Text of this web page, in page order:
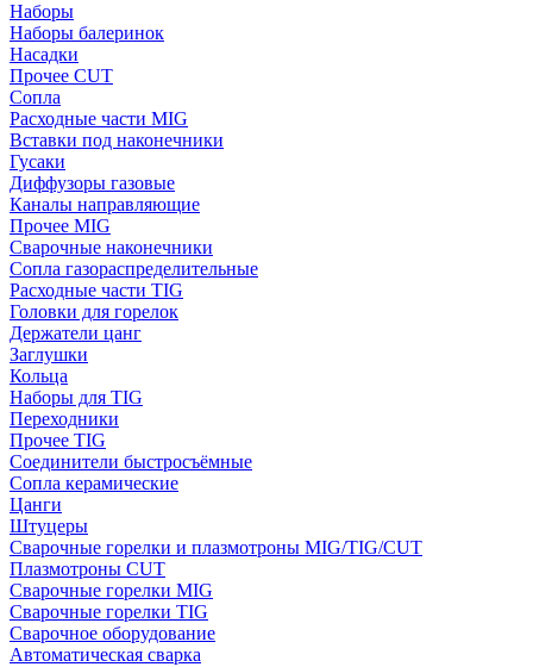
Наборы
Наборы балеринок
Насадки
Прочее CUT
Сопла
Расходные части MIG
Вставки под наконечники
Гусаки
Диффузоры газовые
Каналы направляющие
Прочее MIG
Сварочные наконечники
Сопла газораспределительные
Расходные части TIG
Головки для горелок
Держатели цанг
Заглушки
Кольца
Наборы для TIG
Переходники
Прочее TIG
Соединители быстросъёмные
Сопла керамические
Цанги
Штуцеры
Сварочные горелки и плазмотроны MIG/TIG/CUT
Плазмотроны CUT
Сварочные горелки MIG
Сварочные горелки TIG
Сварочное оборудование
Автоматическая сварка